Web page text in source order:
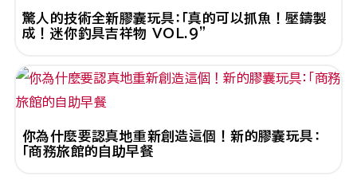
驚人的技術全新膠囊玩具：「真的可以抓魚！壓鑄製
成！迷你釣具吉祥物 VOL.9"
你為什麼要認真地重新創造這個！新的膠囊玩具：
「商務旅館的自助早餐